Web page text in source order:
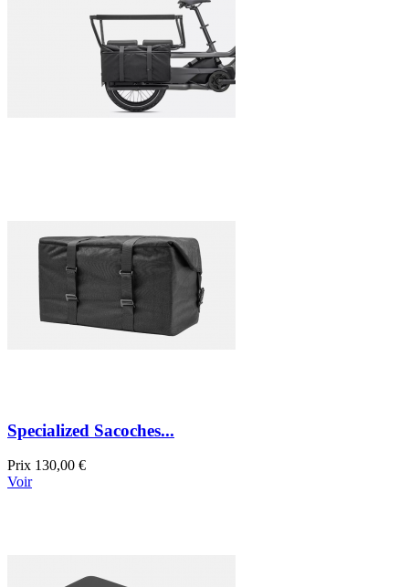
Specialized Sacoches...
Prix 130,00 €
Voir